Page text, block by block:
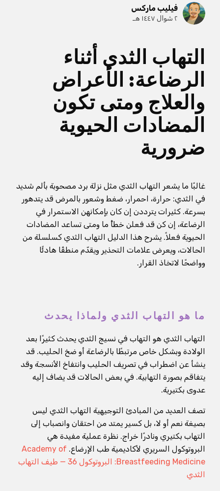
فيليب ماركس
٢ شوال ١٤٤٧ هـ
التهاب الثدي أثناء
الرضاعة: الأعراض
والعلاج ومتى تكون
المضادات الحيوية
ضرورية
غالبًا ما يشعر التهاب الثدي مثل نزلة برد مصحوبة بألم شديد
في الثدي: حرارة، احمرار، ضغط وشعور بالمرض قد يتدهور
بسرعة. كثيرات يترددن إن كان بإمكانهن الاستمرار في
الرضاعة، إن كن قد فعلن خطأً ما ومتى تساعد المضادات
الحيوية فعلاً. يشرح هذا الدليل التهاب الثدي كسلسلة من
الحالات، ويعرض علامات التحذير ويقدّم منطقًا هادئًا
وواضحًا لاتخاذ القرار.
ما هو التهاب الثدي ولماذا يحدث
التهاب الثدي هو التهاب في نسيج الثدي يحدث كثيرًا بعد
الولادة وبشكل خاص مرتبطًا بالرضاعة أو ضخ الحليب. قد
ينشأ عن اضطراب في تصريف الحليب وانتفاخ الأنسجة وقد
يتفاقم بصورة التهابية. في بعض الحالات قد يضاف إليه
عدوى بكتيرية.
تصف العديد من المبادئ التوجيهية التهاب الثدي ليس
بصيغة نعم أو لا، بل كسير يمتد من احتقان وانصباب إلى
التهاب بكتيري ونادرًا خراج. نظرة عملية مفيدة هي
البروتوكول السريري لأكاديمية طب الإرضاع. Academy of
Breastfeeding Medicine: البروتوكول 36 — طيف التهاب
الثدي